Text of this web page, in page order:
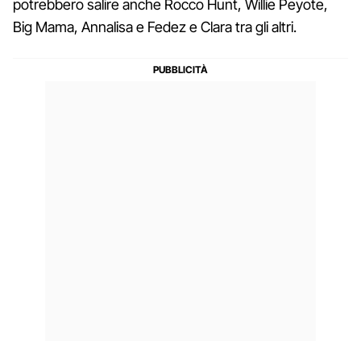
potrebbero salire anche Rocco Hunt, Willie Peyote,
Big Mama, Annalisa e Fedez e Clara tra gli altri.